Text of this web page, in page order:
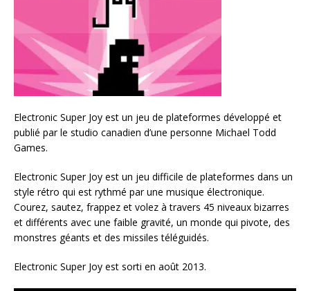
Electronic Super Joy est un jeu de plateformes développé et
publié par le studio canadien d’une personne Michael Todd
Games.
Electronic Super Joy est un jeu difficile de plateformes dans un
style rétro qui est rythmé par une musique électronique.
Courez, sautez, frappez et volez à travers 45 niveaux bizarres
et différents avec une faible gravité, un monde qui pivote, des
monstres géants et des missiles téléguidés.
Electronic Super Joy est sorti en août 2013.